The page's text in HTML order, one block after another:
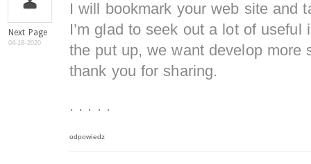
Next Page
04-18-2020
I will bookmark your web site and
I’m glad to seek out a lot of useful
the put up, we want develop more
thank you for sharing.
. . . . .
odpowiedz